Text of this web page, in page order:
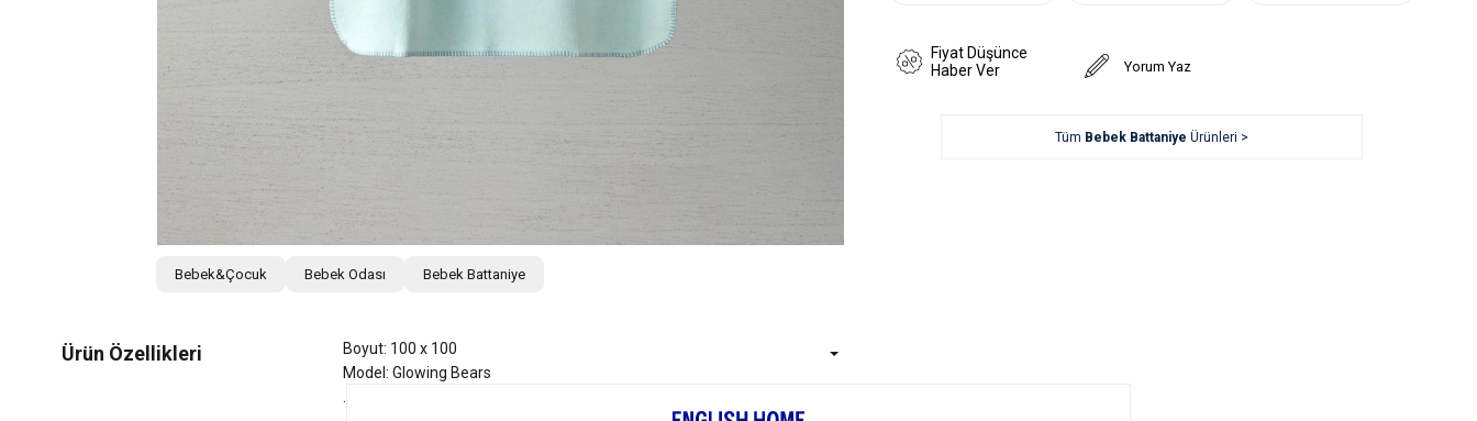
Bebek&Çocuk Bebek Odası Bebek Battaniye
Ürün Özellikleri
Boyut: 100 x 100
Model: Glowing Bears
Fiyat Düşünce
Haber Ver
Yorum Yaz
Tüm Bebek Battaniye Ürünleri >